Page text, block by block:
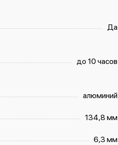
Да
до 10 часов
алюминий
134,8 мм
6,3 мм